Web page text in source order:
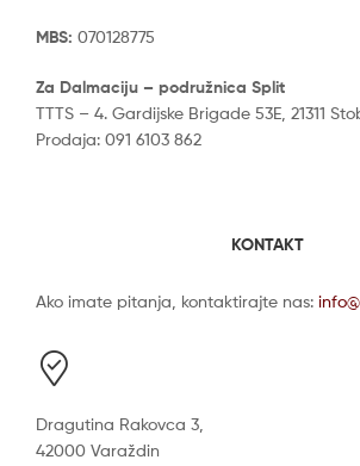
MBS: 070128775
Za Dalmaciju – podružnica Split
TTTS – 4. Gardijske Brigade 53E, 21311
Prodaja: 091 6103 862
KONTAKT
Ako imate pitanja, kontaktirajte nas:
Dragutina Rakovca 3,
42000 Varaždin